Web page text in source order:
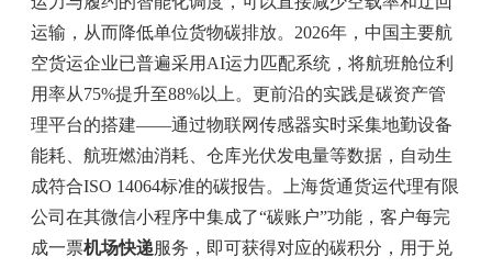
运输，从而降低单位货物碳排放。2026年，中国主要航
空货运企业已普遍采用AI运力匹配系统，将航班舱位利
用率从75%提升至88%以上。更前沿的实践是碳资产管
理平台的搭建——通过物联网传感器实时采集地勤设备
能耗、航班燃油消耗、仓库光伏发电量等数据，自动生
成符合ISO 14064标准的碳报告。上海货通货运代理有限
公司在其微信小程序中集成了“碳账户”功能，客户每完
成一票机场快递服务，即可获得对应的碳积分，用于兑